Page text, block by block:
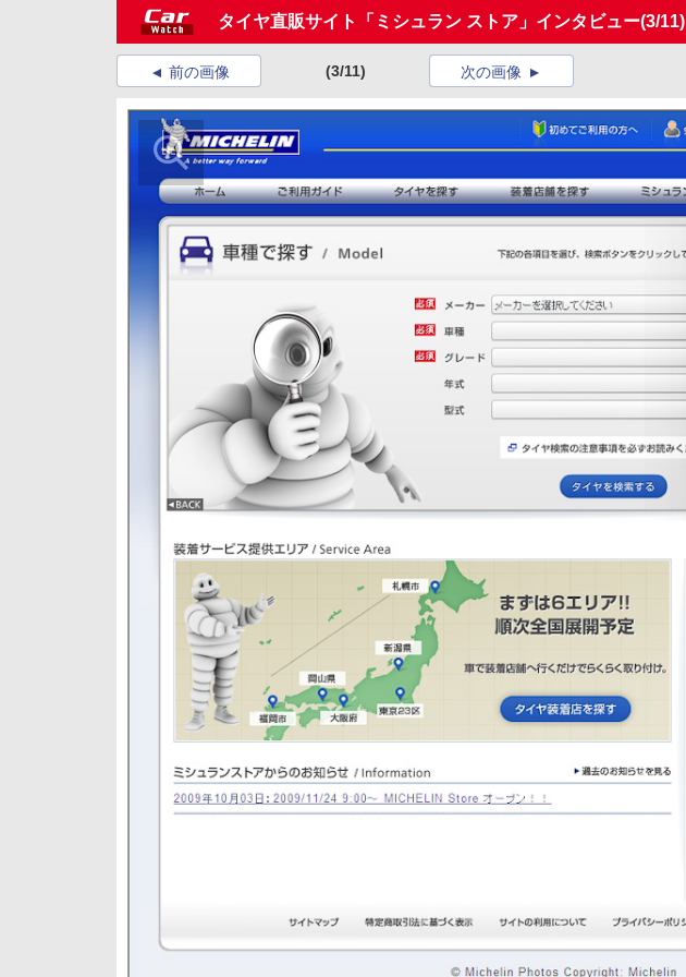
タイヤ直販サイト「ミシュラン ストア」インタビュー(3/11)
前の画像 (3/11) 次の画像